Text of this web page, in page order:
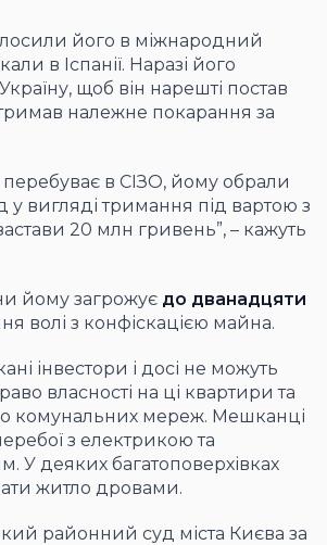
його в міжнародний
в Іспанії. Наразі його
щоб він нарешті постав
належне покарання за
перебуває в СІЗО, йому обрали
у вигляді тримання під вартою з
20 млн гривень”, – кажуть
йому загрожує до дванадцяти
волі з конфіскацією майна.
інвестори і досі не можуть
власності на ці квартири та
комунальних мереж. Мешканці
з електрикою та
У деяких багатоповерхівках
житло дровами.
районний суд міста Києва за